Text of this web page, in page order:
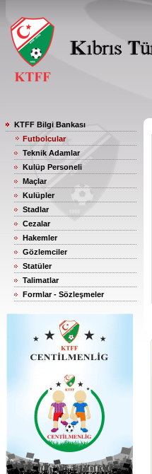
KTFF Bilgi Bankası
Futbolcular
Teknik Adamlar
Kulüp Personeli
Maçlar
Kulüpler
Stadlar
Cezalar
Hakemler
Gözlemciler
Statüler
Talimatlar
Formlar - Sözleşmeler